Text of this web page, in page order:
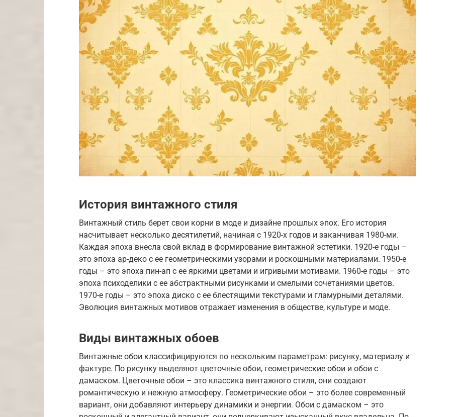
История винтажного стиля
Винтажный стиль берет свои корни в моде и дизайне прошлых эпох. Его история
насчитывает несколько десятилетий, начиная с 1920-х годов и заканчивая 1980-ми.
Каждая эпоха внесла свой вклад в формирование винтажной эстетики. 1920-е годы –
это эпоха ар-деко с ее геометрическими узорами и роскошными материалами. 1950-е
годы – это эпоха пин-ап с ее яркими цветами и игривыми мотивами. 1960-е годы – это
эпоха психоделики с ее абстрактными рисунками и смелыми сочетаниями цветов.
1970-е годы – это эпоха диско с ее блестящими текстурами и гламурными деталями.
Эволюция винтажных мотивов отражает изменения в обществе, культуре и моде.
Виды винтажных обоев
Винтажные обои классифицируются по нескольким параметрам: рисунку, материалу и
фактуре. По рисунку выделяют цветочные обои, геометрические обои и обои с
дамаском. Цветочные обои – это классика винтажного стиля, они создают
романтическую и нежную атмосферу. Геометрические обои – это более современный
вариант, они добавляют интерьеру динамики и энергии. Обои с дамаском – это